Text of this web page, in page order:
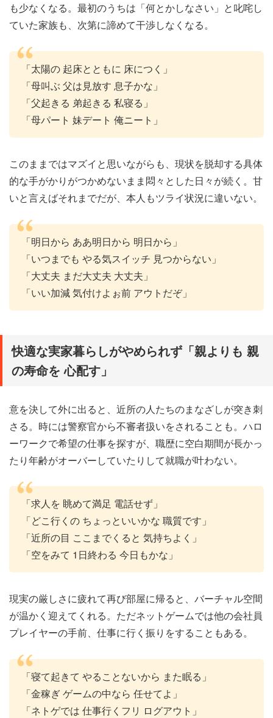
も少なくなる。最初のうちは「何とかしなさい」と叱咤し
ていた家族も、次第に諦めて干渉しなくなる。
「太陽の 起床とともに 床につく」
「母叫ぶ 父は見放す 息子かな」
「父起きる 弟起きる 私寝る」
「母パート 妹デート 俺ニート」
このままではマズイと思いながらも、現状を脱却する具体
的な手がかりがつかめないまま悶々とした日々が続く。甘
いと言えばそれまでだが、本人もツライ状況に違いない。
「明日から ああ明日から 明日から」
「いつまでも やる気スイッチ 見つからない」
「大丈夫 まだ大丈夫 大丈夫」
「いい加減 気付けよぉ前 アウトだぞ」
快適な実家暮らしがやめられず「親よりも 親
の寿命を 心配す」
意を決して外に出ると、近所の人たちのまなざしが突き刺
さる。時には警察官から不審者扱いをされることも。ハロ
ーワークで希望の仕事を探すが、職歴に空白期間が長かっ
たり年齢がオーバーしていたりして就職が叶わない。
「求人を 眺めて満足 電話せず」
「どこ行くの ちょっといいかな 職質です」
「近所の目 ここまでくると 気持ちよく」
「空をみて 1日終わる 今日もかな」
現実の厳しさに疲れて再び部屋に帰ると、バーチャル空間
が温かく迎えてくれる。ただネットゲームでは他の会社員
プレイヤーの手前、仕事に行く振りをすることもある。
「寝て起きて やることないから また眠る」
「金稼ぎ ゲームの中なら 任せてよ」
「ネトゲでは 仕事行くフリ ログアウト」